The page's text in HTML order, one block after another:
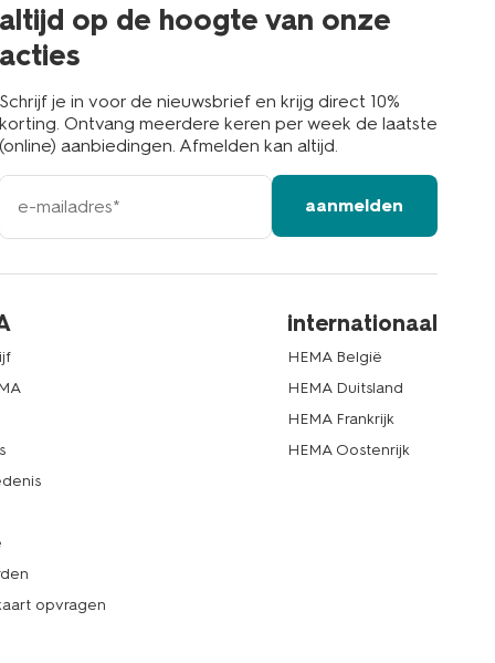
altijd op de hoogte van onze
acties
Schrijf je in voor de nieuwsbrief en krijg direct 10%
korting. Ontvang meerdere keren per week de laatste
(online) aanbiedingen. Afmelden kan altijd.
e-
mailadres
aanmelden
opvragen
internationaal
HEMA België
HEMA Duitsland
HEMA Frankrijk
HEMA Oostenrijk